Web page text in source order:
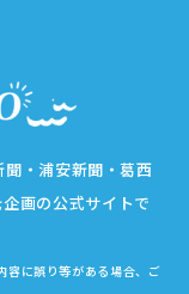
・浦安新聞・葛西
画の公式サイトで
容に誤り等がある場合、ご